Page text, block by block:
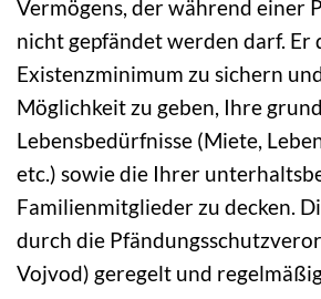
Vermögens, der während einer
nicht gepfändet werden darf. Er
Existenzminimum zu sichern
Möglichkeit zu geben, Ihre
Lebensbedürfnisse (Miete,
etc.) sowie die Ihrer
Familienmitglieder zu decken.
durch die
Vojvod) geregelt und